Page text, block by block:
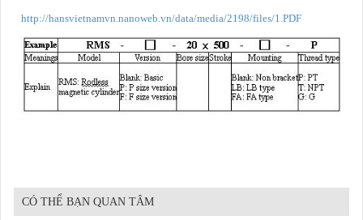
http://hansvietnamvn.nanoweb.vn/data/media/2198/files/1.PDF
CÓ THỂ BẠN QUAN TÂM